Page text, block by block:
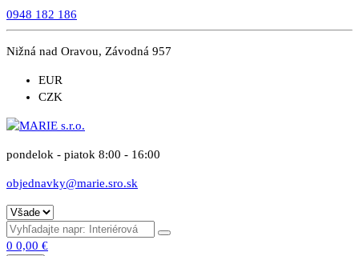
0948 182 186
Nižná nad Oravou, Závodná 957
EUR
CZK
pondelok - piatok 8:00 - 16:00
objednavky@marie.sro.sk
0 0,00 €